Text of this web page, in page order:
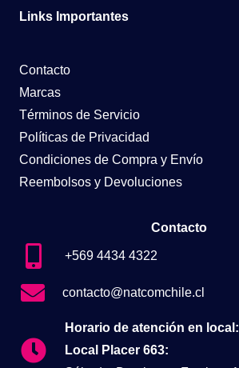
Links Importantes
Contacto
Marcas
Términos de Servicio
Políticas de Privacidad
Condiciones de Compra y Envío
Reembolsos y Devoluciones
Contacto
+569 4434 4322
contacto@natcomchile.cl
Horario de atención en local:
Local Placer 663: